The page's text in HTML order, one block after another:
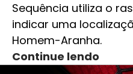
Sequência utiliza o
indicar uma
Homem-Aranha.
Continue lendo